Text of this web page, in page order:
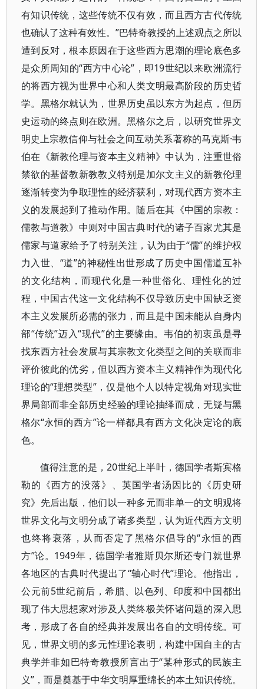
有知识传统，这些传统不仅有效，而且西方古代传统
也确认了这种有效性。”巴特奇教授的上述观点之所以
遭到反对，根本原因在于这些西方思潮的理论底色多
是众所周知的“西方中心论”，即19世纪以来欧洲流行
的将西方视为世界中心和人类文明最高阶段的历史哲
学。黑格尔就认为，世界历史虽以东方为起点，但历
史运动的终点则在欧洲。黑格尔之后，以研究世界文
明史上宗教信仰与社会之间互动关系著称的马克斯·韦
伯在《新教伦理与资本主义精神》中认为，注重世俗
禁欲的基督教新教教义特别是加尔文主义的新教伦理
逐渐转变为争取理性的经济获利，对现代西方资本主
义的发展起到了推动作用。随后在其《中国的宗教：
儒教与道教》中则对中国古典时代的诸子百家尤其是
儒家与道家给予了特别关注，认为由于“儒”的维护权
力入世、“道”的神秘性出世形成了历史中国儒道互补
的文化结构，而现代化是一种世俗化、理性化的过
程，中国古代这一文化结构不仅导致历史中国缺乏资
本主义发展所必需的张力，而且是中国未能从自身内
部“传统”迈入“现代”的主要缘由。韦伯的初衷虽是寻
找东西方社会发展与其宗教文化类型之间的关联而非
评价彼此的优劣，但以西方资本主义精神作为现代化
理论的“理想类型”，仅是他个人以特定视角对现实世
界局部而非全部历史经验的理论抽绎而成，无疑与黑
格尔“永恒的西方”论一样都具有西方文化决定论的底
色。
值得注意的是，20世纪上半叶，德国学者斯宾格
勒的《西方的没落》、英国学者汤因比的《历史研
究》先后出版，他们以一种多元而非单一的文明观将
世界文化与文明分成了诸多类型，认为近代西方文明
也终将衰落，从而否定了黑格尔倡导的“永恒的西
方”论。1949年，德国学者雅斯贝尔斯还专门就世界
各地区的古典时代提出了“轴心时代”理论。他指出，
公元前5世纪前后，希腊、以色列、印度和中国都出
现了伟大思想家对涉及人类终极关怀诸问题的深入思
考，形成了各自的经典并发展出各自的文明传统。可
见，世界文明的多元性理论表明，构建中国自主的古
典学并非如巴特奇教授所言出于“某种形式的民族主
义”，而是奠基于中华文明厚重绵长的本土知识传统。